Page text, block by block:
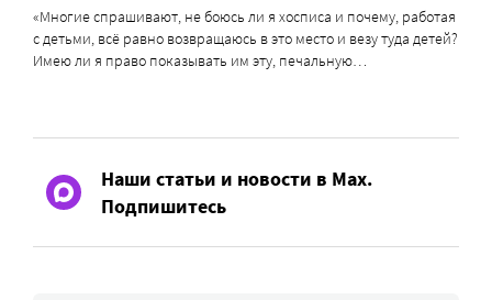
«Многие спрашивают, не боюсь ли я хосписа и почему, работая
с детьми, всё равно возвращаюсь в это место и везу туда детей?
Имею ли я право показывать им эту, печальную…
Наши статьи и новости в Max.
Подпишитесь